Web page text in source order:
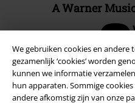
We gebruiken cookies en andere
gezamenlijk ‘cookies’ worden
kunnen we informatie
hun apparaten. Sommige
andere afkomstig zijn van onze
A Warner